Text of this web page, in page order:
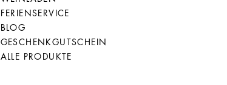
FERIENSERVICE
BLOG
GESCHENKGUTSCHEIN
ALLE PRODUKTE